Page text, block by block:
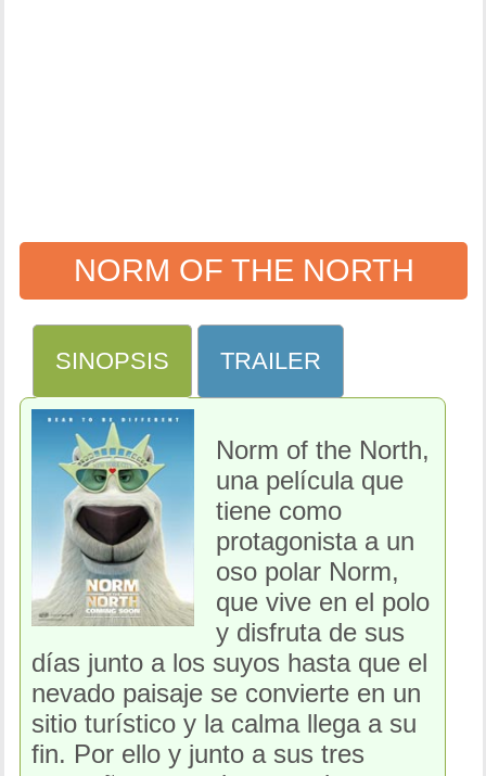
NORM OF THE NORTH
SINOPSIS TRAILER
Norm of the North,
una película que
tiene como
protagonista a un
oso polar Norm,
que vive en el polo
y disfruta de sus
días junto a los suyos hasta que el
nevado paisaje se convierte en un
sitio turístico y la calma llega a su
fin. Por ello y junto a sus tres